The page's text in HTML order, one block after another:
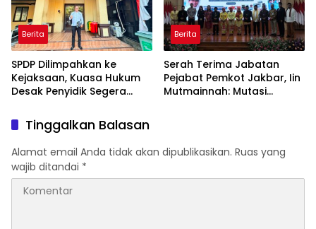
Berita
SPDP Dilimpahkan ke
Kejaksaan, Kuasa Hukum
Desak Penyidik Segera
Pengeroyokan
Berita
Serah Terima Jabatan
Pejabat Pemkot Jakbar, Iin
Mutmainnah: Mutasi
Tinggalkan Balasan
Alamat email Anda tidak akan dipublikasikan. Ruas yang
wajib ditandai *